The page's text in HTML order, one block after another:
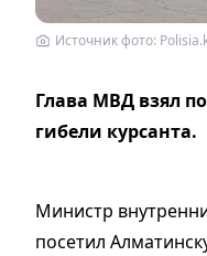
Источник фото:
Глава МВД взял
гибели курсанта.
Министр
посетил